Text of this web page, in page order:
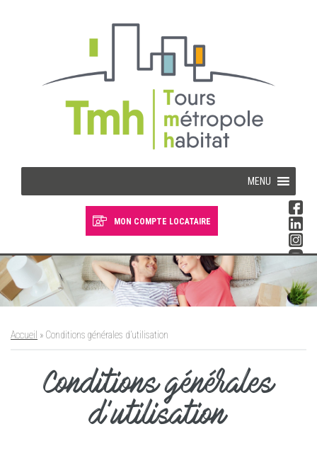
MENU
MON COMPTE LOCATAIRE
Devenir locataire Devenir propriétaire
Accueil » Conditions générales d’utilisation
Conditions générales
d’utilisation